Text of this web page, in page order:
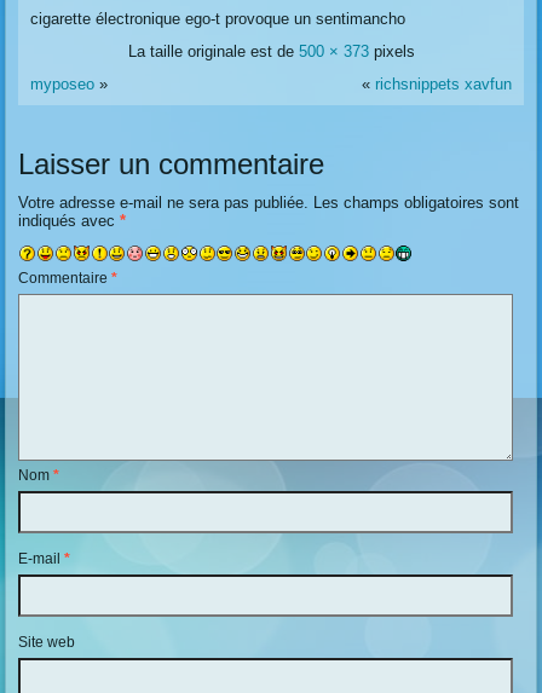
cigarette électronique ego-t provoque un sentimancho
La taille originale est de 500 × 373pixels
myposeo » « richsnippets xavfun
Laisser un commentaire
Votre adresse e-mail ne sera pas publiée.
Les champs obligatoires sont
indiqués avec*
Commentaire*
Nom*
E-mail*
Site web